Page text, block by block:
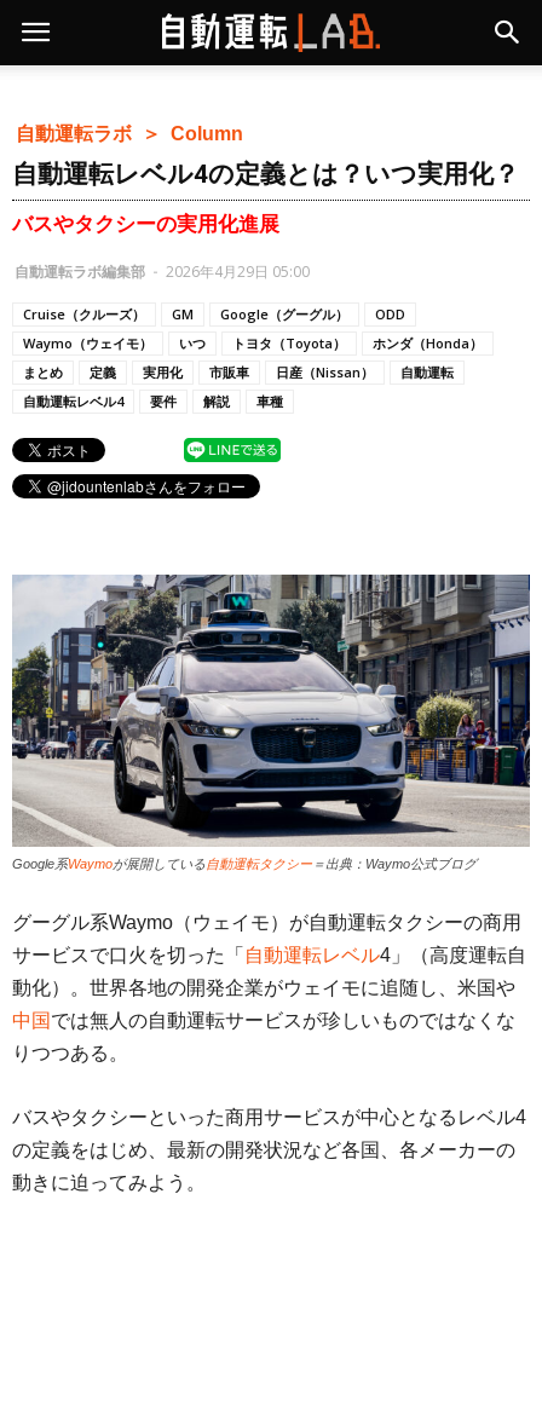
自動運転ラボ ＞ Column
自動運転レベル4の定義とは？いつ実用化？
バスやタクシーの実用化進展
自動運転ラボ編集部 - 2026年4月29日 05:00
Cruise（クルーズ） GM Google（グーグル）
ODD
Waymo（ウェイモ）
いつ トヨタ（Toyota）
ホンダ（Honda）
まとめ
定義 実用化 市販車 日産（Nissan）
自動運転
自動運転レベル4
要件 解説 車種
Google系Waymoが展開している 自動運転タクシー ＝出典：Waymo公式ブログ
グーグル系Waymo（ウェイモ）が自動運転タクシーの商用
サービスで口火を切った「 自動運転レベル4」（高度運転自
動化）。世界各地の開発企業がウェイモに追随し、米国や
中国 では無人の自動運転サービスが珍しいものではなくな
りつつある。
バスやタクシーといった商用サービスが中心となるレベル4
の定義をはじめ、最新の開発状況など各国、各メーカーの
動きに迫ってみよう。